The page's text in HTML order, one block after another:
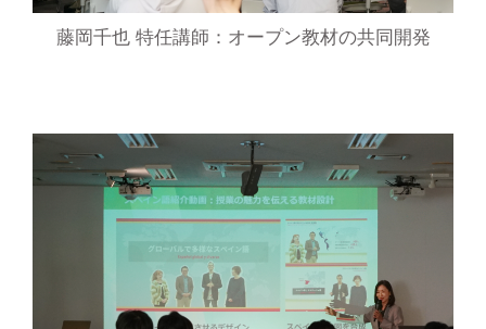
藤岡千也 特任講師：オープン教材の共同開発